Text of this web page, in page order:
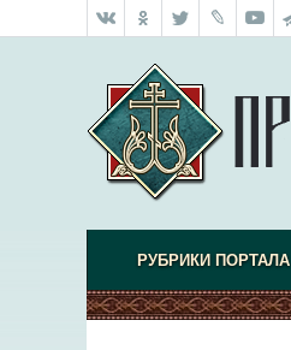
РУБРИКИ ПОРТАЛА